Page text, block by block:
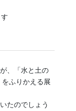
、「水と土の
ふりかえる展
たのでしょう